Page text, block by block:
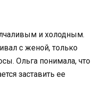
и холодным.
с женой, только
Ольга понимала, что
заставить ее